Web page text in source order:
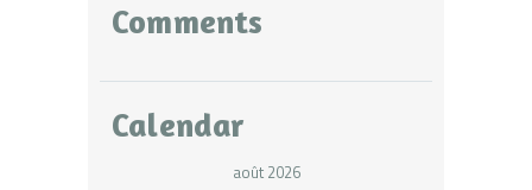
Comments
Calendar
août 2026